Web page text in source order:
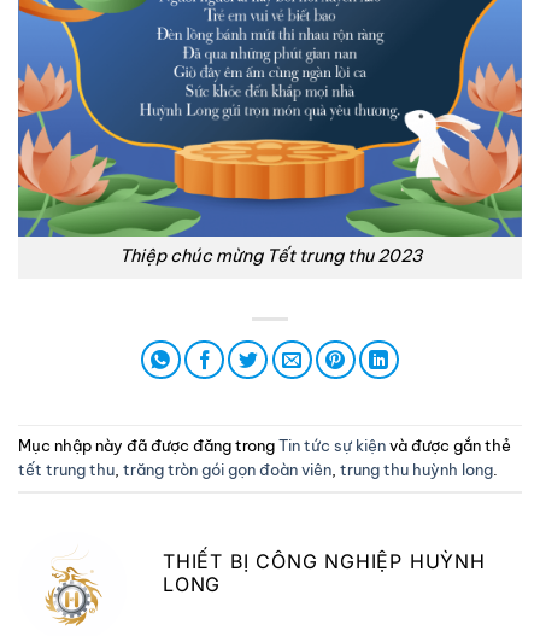
Thiệp chúc mừng Tết trung thu 2023
Mục nhập này đã được đăng trongTin tức sự kiệnvà được gắn thẻ
tết trung thu trăng tròn gói gọn đoàn viên trung thu huỳnh long
THIẾT BỊ CÔNG NGHIỆP HUỲNH
LONG